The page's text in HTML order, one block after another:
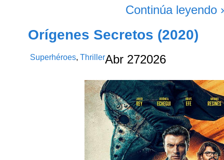
Continúa leyendo
Orígenes Secretos (2020)
Superhéroes,ThrillerAbr 272026